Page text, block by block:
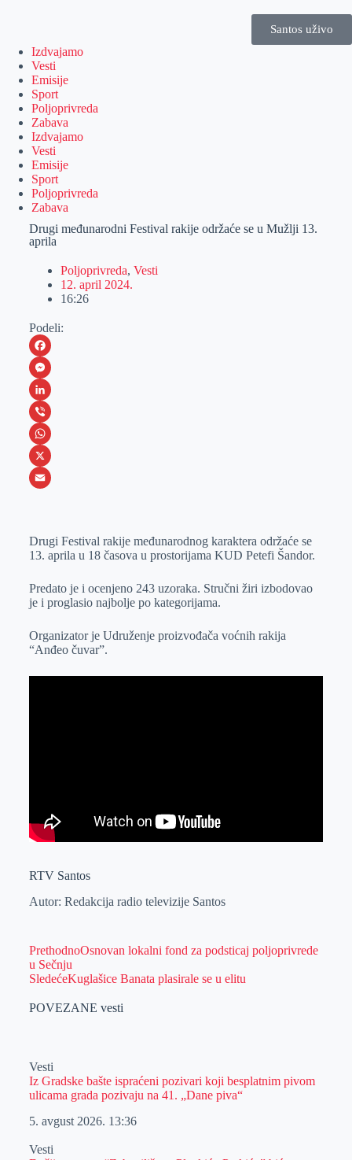
Santos uživo
Izdvajamo
Vesti
Emisije
Sport
Poljoprivreda
Zabava
Izdvajamo
Vesti
Emisije
Sport
Poljoprivreda
Zabava
Drugi međunarodni Festival rakije održaće se u Mužlji 13.
aprila
Poljoprivreda, Vesti
12. april 2024.
16:26
Podeli:
F
a
c
e
b
o
M
e
s
s
e
e
L
i
n
k
I
V
i
b
W
h
s
p
p
X
a
l
Drugi Festival rakije međunarodnog karaktera održaće se
13. aprila u 18 časova u prostorijama KUD Petefi Šandor.
Predato je i ocenjeno 243 uzoraka. Stručni žiri izbodovao
je i proglasio najbolje po kategorijama.
Organizator je Udruženje proizvođača voćnih rakija
“Anđeo čuvar”.
RTV Santos
Autor: Redakcija radio televizije Santos
PrethodnoOsnovan lokalni fond za podsticaj poljoprivrede
u Sečnju
SledećeKuglašice Banata plasirale se u elitu
POVEZANE vesti
Vesti
Iz Gradske bašte ispraćeni pozivari koji besplatnim pivom
ulicama grada pozivaju na 41. „Dane piva“
5. avgust 2026. 13:36
Vesti